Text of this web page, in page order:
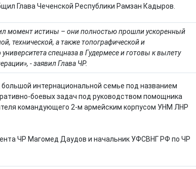
Глава Чеченской Республики Рамзан Кадыров.
момент истины – они полностью прошли ускоренный
технической, а также топографической и
спецназа в Гудермесе и готовы к вылету
- заявил Глава ЧР.
интернациональной семье под названием
боевых задач под руководством помощника
командующего 2-м армейским корпусом УНМ ЛНР
ЧР Магомед Даудов и начальник УФСВНГ РФ по ЧР